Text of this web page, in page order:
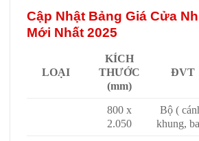
Cập Nhật Bảng Giá Cửa
Mới Nhất 2025
LOẠI
KÍCH
THƯỚC
(mm)
ĐVT
800 x
2.050
Bộ (
khung,